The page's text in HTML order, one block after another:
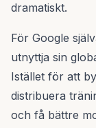
dramatiskt.
För Google
utnyttja sin
Istället för att
distribuera
och få bättre